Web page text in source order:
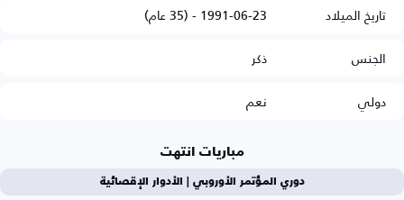
تاريخ الميلاد
1991-06-23 - (35 عام)
الجنس
ذكر
دولي
نعم
مباريات انتهت
دوري المؤتمر الأوروبي | الأدوار الإقصائية